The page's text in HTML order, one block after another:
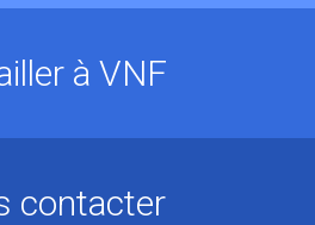
à VNF
contacter